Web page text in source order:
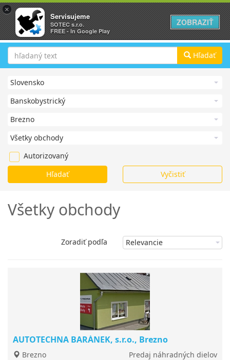
Hľadať
Autorizovaný
Všetky obchody
Zoradiť podľa
AUTOTECHNA BARÁNEK, s.r.o., Brezno
Brezno Predaj náhradných dielov
×
Servisujeme
SOTEC s.r.o.
FREE - In Google Play
ZOBRAZIŤ